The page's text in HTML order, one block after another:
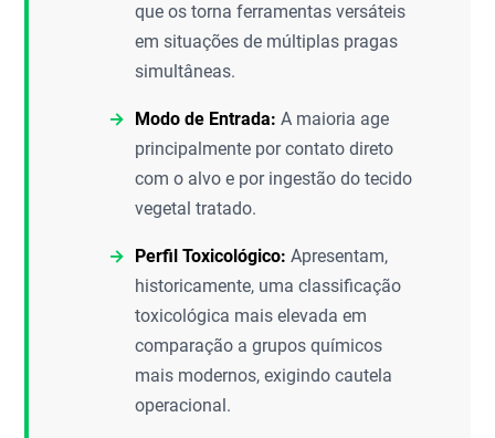
que os torna ferramentas versáteis
em situações de múltiplas pragas
simultâneas.
Modo de Entrada: A maioria age
principalmente por contato direto
com o alvo e por ingestão do tecido
vegetal tratado.
Perfil Toxicológico: Apresentam,
historicamente, uma classificação
toxicológica mais elevada em
comparação a grupos químicos
mais modernos, exigindo cautela
operacional.